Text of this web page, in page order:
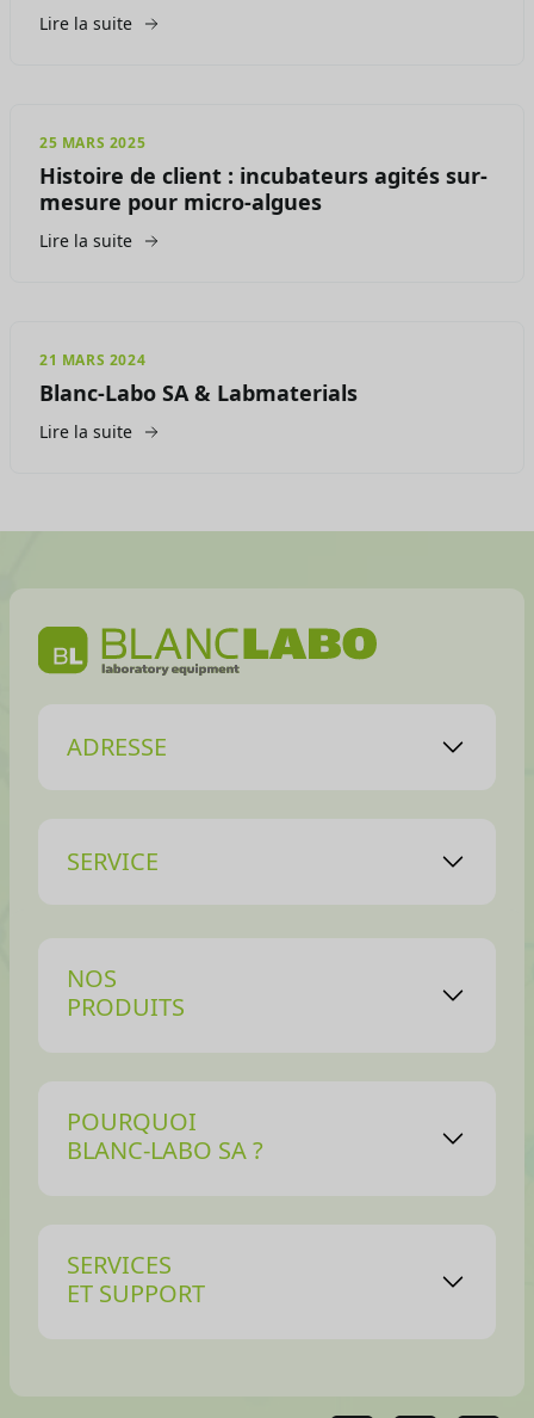
Lire la suite
25 MARS 2025
Histoire de client : incubateurs agités sur-
mesure pour micro-algues
Lire la suite
21 MARS 2024
Blanc-Labo SA & Labmaterials
Lire la suite
ADRESSE
SERVICE
NOS
PRODUITS
POURQUOI
BLANC-LABO SA ?
SERVICES
ET SUPPORT